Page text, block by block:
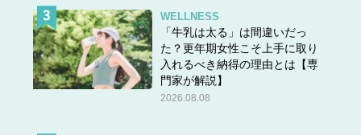
WELLNESS
「牛乳は太る」は間違いだっ
た？更年期女性こそ上手に取り
入れるべき納得の理由とは【専
門家が解説】
2026.08.08